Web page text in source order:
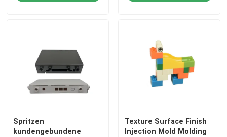
Spritzen
kundengebundene
Texture Surface Finish
Injection Mold Molding